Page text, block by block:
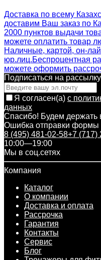
Доставка по всему
доставим Ваш заказ по
2000 пунктов выдачи
можете оплатить товар
Наличные, картой, он-
юр.лиц.Беспроцентная
можете оформить
Подписаться на
Я согласен(a) с
данных
Спасибо! Будем держать
Ошибка отправки формы
8 (495) 481-02-58+7 (717)
10:00—19:00
Мы в соц.сетях
Компания
Каталог
О компании
Доставка и оплата
Рассрочка
Гарантия
Контакты
Сервис
Блог